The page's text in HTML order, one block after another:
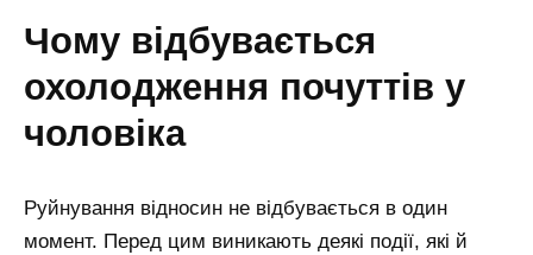
чому відбувається
охолодження почуттів у
чоловіка
Руйнування відносин не відбувається в один
момент. Перед цим виникають деякі події, які й